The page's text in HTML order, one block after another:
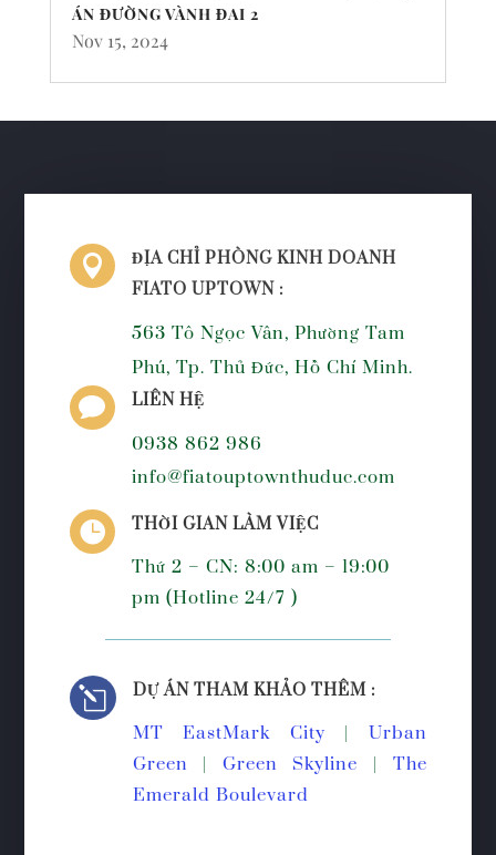
ÁN ĐƯỜNG VÀNH ĐAI 2
Nov 15, 2024

ĐỊA CHỈ PHÒNG KINH DOANH
FIATO UPTOWN :
563 Tô Ngọc Vân, Phường Tam
Phú, Tp. Thủ Đức, Hồ Chí Minh.
 LIÊN HỆ
0938 862 986
info@fiatouptownthuduc.com
 THỜI GIAN LÀM VIỆC
Thứ 2 – CN: 8:00 am – 19:00
pm (Hotline 24/7 )
l DỰ ÁN THAM KHẢO THÊM :
MT EastMark City | Urban
Green | Green Skyline | The
Emerald Boulevard